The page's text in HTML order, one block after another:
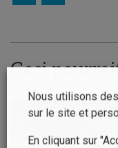
Ceci
Nous utilisons
sur le site et
En cliquant sur